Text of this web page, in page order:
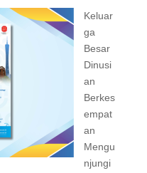
Keluar
ga
Besar
Dinusi
an
Berkes
empat
an
Mengu
njungi